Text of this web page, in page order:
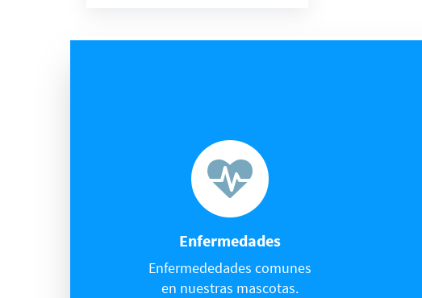
Enfermedades
Enfermededades comunes
en nuestras mascotas.